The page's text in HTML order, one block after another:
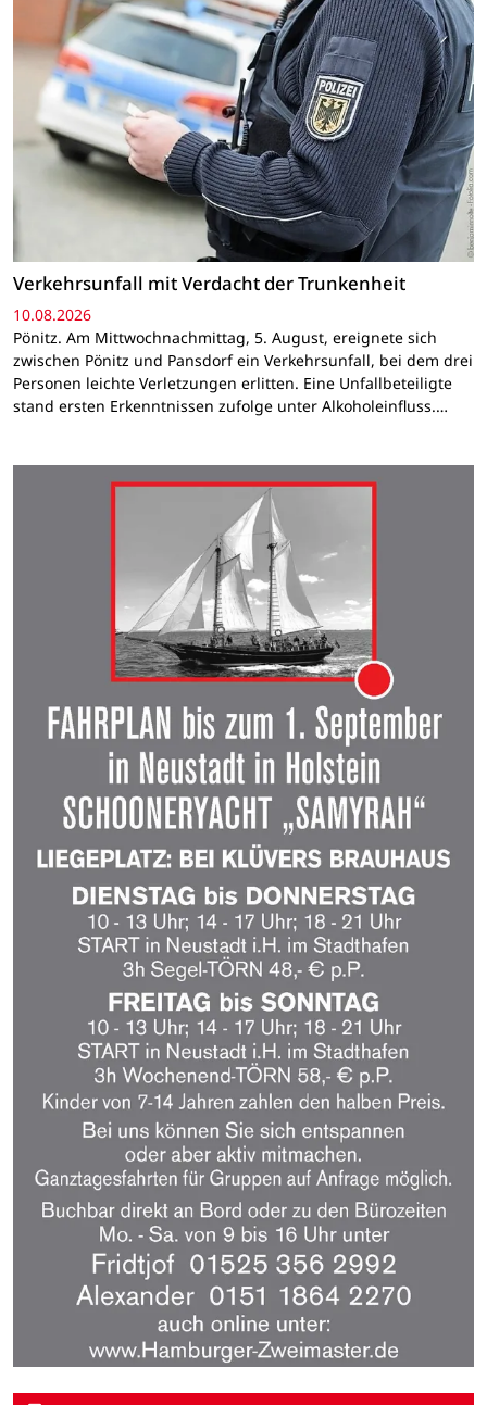
Verkehrsunfall mit Verdacht der Trunkenheit
10.08.2026
Pönitz. Am Mittwochnachmittag, 5. August, ereignete sich
zwischen Pönitz und Pansdorf ein Verkehrsunfall, bei dem drei
Personen leichte Verletzungen erlitten. Eine Unfallbeteiligte
stand ersten Erkenntnissen zufolge unter Alkoholeinfluss.…